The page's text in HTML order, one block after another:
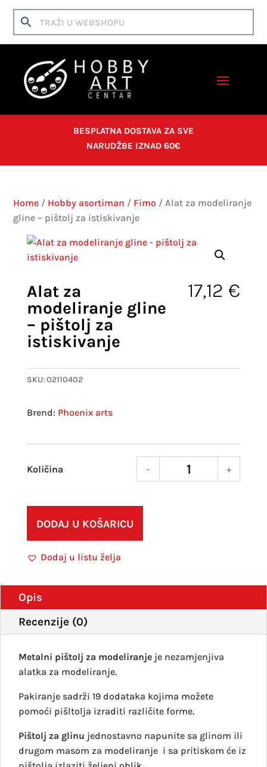
BESPLATNA DOSTAVA ZA SVE
NARUDŽBE IZNAD 60€
Home / Hobby asortiman / Fimo / Alat za modeliranje
gline – pištolj za istiskivanje
Alat za
modeliranje gline
– pištolj za
istiskivanje
17,12 €
SKU:02110402
Phoenix arts
- +
DODAJ U KOŠARICU
Dodaj u listu želja
Opis
Recenzije (0)
Metalni pištolj za modeliranje je nezamjenjiva
alatka za modeliranje.
Pakiranje sadrži 19 dodataka kojima možete
pomoći pišltolja izraditi različite forme.
Pištolj za glinu jednostavno napunite sa glinom ili
drugom masom za modeliranje i sa pritiskom će iz